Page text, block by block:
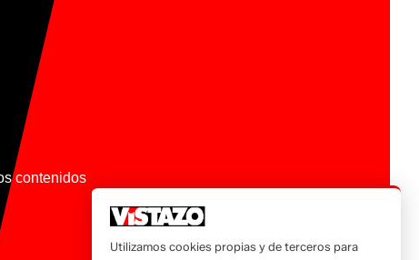
contenidos
Utilizamos cookies propias y de terceros para